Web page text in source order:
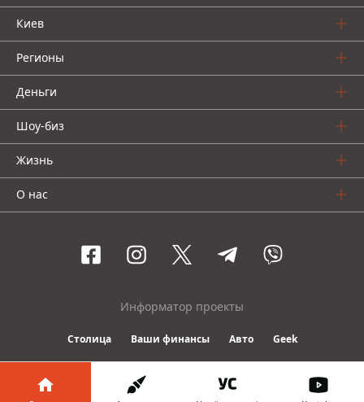
Киев
Регионы
Деньги
Шоу-биз
Жизнь
О нас
Информатор проекты
Столица Ваши финансы Авто Geek
© 2016-2026 Informator